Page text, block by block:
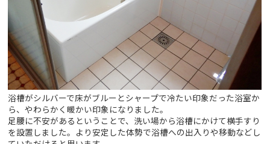
浴槽がシルバーで床がブルーとシャープで冷たい印象だった浴室か
ら、やわらかく暖かい印象になりました。
足腰に不安があるということで、洗い場から浴槽にかけて横手すり
を設置しました。より安定した体勢で浴槽への出入りや移動などし